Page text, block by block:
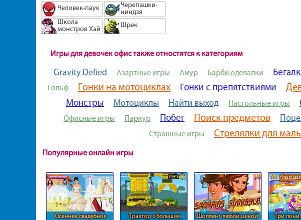
Человек-паук
Черепашки-
ниндзя
Школа
монстров Хай
Шрек
Игры для девочек офис также отностятся к категориям
Gravity Defied Азартные игры Амур Барби одевалки
Гольф
Гонки на мотоциклах Гонки с препятствиями
Монстры Мотоциклы Найти выход Настольные игры
Офисные игры
Паркур Побег Поиск предметов
Страшные игры Стрелялки для
Популярные онлайн игры
Осеннее свадебное
Трактор с большим
Шоппинг любой ценой Три пони